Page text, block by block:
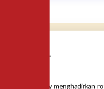
Dea Bakery menghadirkan